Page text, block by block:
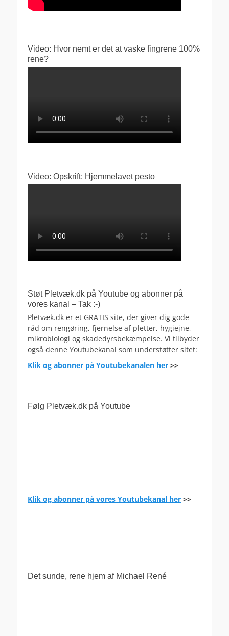
Video: Hvor nemt er det at vaske fingrene 100%
rene?
Video: Opskrift: Hjemmelavet pesto
Støt Pletvæk.dk på Youtube og abonner på
vores kanal – Tak :-)
Pletvæk.dk er et GRATIS site, der giver dig gode
råd om rengøring, fjernelse af pletter, hygiejne,
mikrobiologi og skadedyrsbekæmpelse. Vi tilbyder
også denne Youtubekanal som understøtter sitet:
Klik og abonner på Youtubekanalen her >>
Følg Pletvæk.dk på Youtube
Klik og abonner på vores Youtubekanal her >>
Det sunde, rene hjem af Michael René